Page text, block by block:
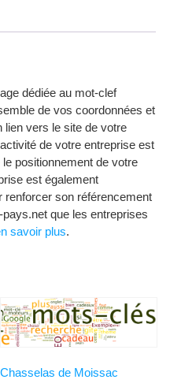
dédiée au mot-clef
de vos coordonnées et
lien vers le site de votre
de votre entreprise est
positionnement de votre
est également
son référencement
que les entreprises
savoir plus.
Chasselas de Moissac